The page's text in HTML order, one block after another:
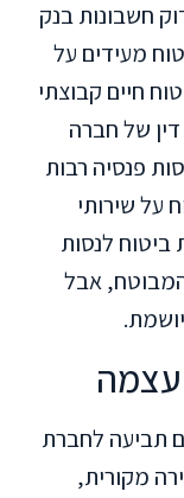
חשבונות בנק
מעידים על
חיים קבוצתי
של חברה
פנסיה רבות
על שירותי
חברות ביטוח לנסות
אבל
תביעה לחברת
מקורית,